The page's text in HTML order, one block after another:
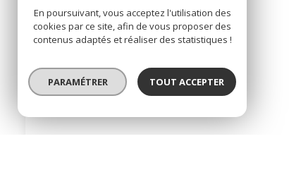
Croissy-sur-Seine (78290)
En poursuivant, vous acceptez l'utilisation des
cookies par ce site, afin de vous proposer des
contenus adaptés et réaliser des statistiques !
PARAMÉTRER TOUT ACCEPTER